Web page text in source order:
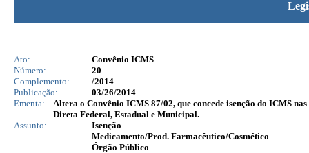
Ato:
Convênio ICMS
Número:
20
Complemento:
/2014
Publicação:
03/26/2014
Ementa:
Altera o Convênio ICMS 87/02, que concede isenção do ICMS
Direta Federal, Estadual e Municipal.
Assunto:
Isenção
Medicamento/Prod. Farmacêutico/Cosmético
Órgão Público